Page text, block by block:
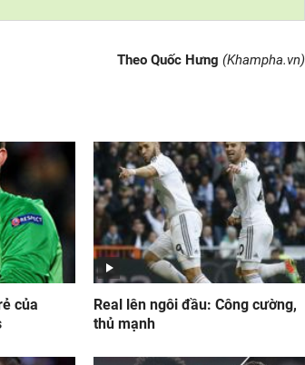
Theo Quốc Hưng (Khampha.vn)
của
Real lên ngôi đầu: Công cường,
thủ mạnh